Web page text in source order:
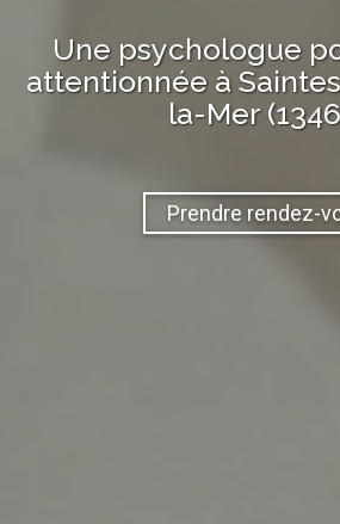
Une psychologue
attentionnée à
la-Mer
Prendre rendez-